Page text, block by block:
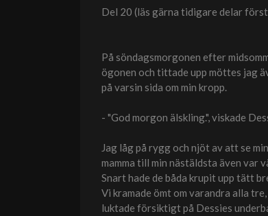
Del 20 (läs gärna tidigare delar
På söndagsmorgonen efter
ögonen och tittade upp möttes jag
på varsin sida om min kropp.
- "God morgon älskling.", viskade
Jag låg på rygg och njöt av att se
mamma till min nästäldsta även var
Snart hade de båda krupit upp tätt
Vi kramade ömt om varandra alla
luktade försiktigt på Dessies